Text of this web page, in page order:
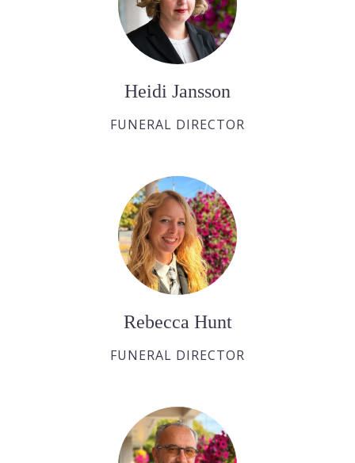
Heidi Jansson
FUNERAL DIRECTOR
Rebecca Hunt
FUNERAL DIRECTOR